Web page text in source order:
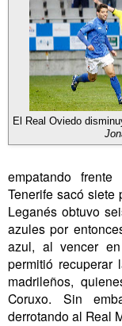
El Real Oviedo
empatando
Tenerife sacó siete
Leganés obtuvo
azules por
azul, al vencer
permitió
madrileños,
Coruxo. Sin
derrotando al Real